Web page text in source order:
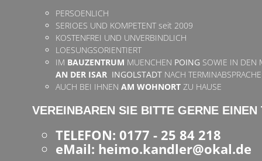
PERSOENLICH
SERIOES UND KOMPETENT seit 2009
KOSTENFREI UND UNVERBINDLICH
LOESUNGSORIENTIERT
IM BAUZENTRUM MUENCHEN POING SOWIE IN DEN
AN DER ISAR INGOLSTADT NACH
AUCH BEI IHNEN AM WOHNORT ZU HAUSE
VEREINBAREN SIE BITTE GERNE EINEN
TELEFON: 0177 - 25 84 218
eMail: heimo.kandler@okal.de